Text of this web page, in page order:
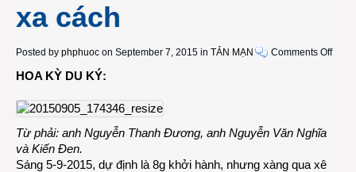
xa cách
Posted by phphuoc on September 7, 2015 in TẢN MẠN Comments Offon
HOA KỲ DU KÝ:
Từ phải: anh Nguyễn Thanh Đương, anh Nguyễn Văn Nghĩa
và Kiến Đen.
Sáng 5-9-2015, dự định là 8g khởi hành, nhưng xàng qua xê